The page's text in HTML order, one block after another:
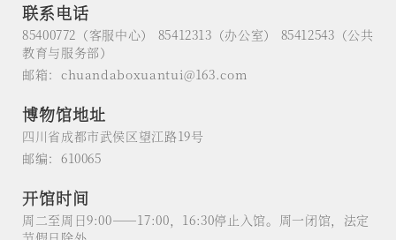
联系电话
85400772（客服中心） 85412313（办公室） 85412543（公共
教育与服务部）
邮箱：chuandaboxuantui@163.com
博物馆地址
四川省成都市武侯区望江路19号
邮编：610065
开馆时间
周二至周日9:00——17:00，16:30停止入馆。周一闭馆，法定